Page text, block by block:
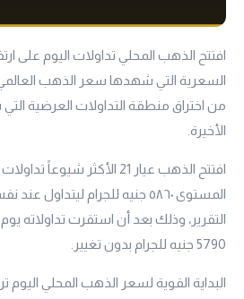
افتتح الذهب المحلي تداولات اليوم على
السعرية التي شهدها سعر الذهب
من اختراق منطقة التداولات العرضية
الأخيرة.
افتتح الذهب عيار 21
الأكثر شيوعاً تداولات
المستوى ٥٨٦٠ جنيه للجرام
التقرير، وذلك بعد أن استقرت تداولاته
5790 جنيه للجرام بدون تغيير.
البداية القوية لسعر الذهب المحلي اليوم